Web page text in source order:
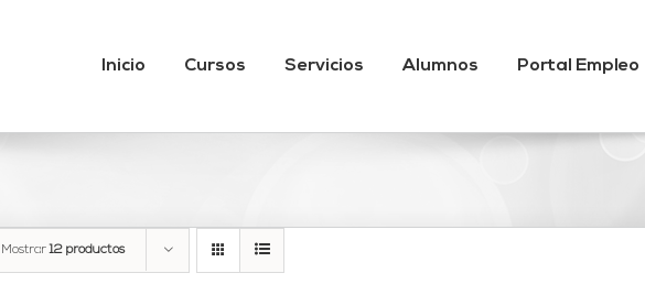
Inicio Cursos Servicios Alumnos Portal Empleo
Mostrar12 productos